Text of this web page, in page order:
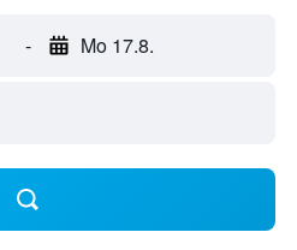
- Mo 17.8.